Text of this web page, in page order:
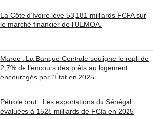
La Côte d’Ivoire lève 53,181 milliards FCFA sur
le marché financier de l’UEMOA.
Maroc : La Banque Centrale souligne le repli de
2,7% de l’encours des prêts au logement
encouragés par l’État en 2025.
Pétrole brut : Les exportations du Sénégal
évaluées à 1528 milliards de FCfa en 2025